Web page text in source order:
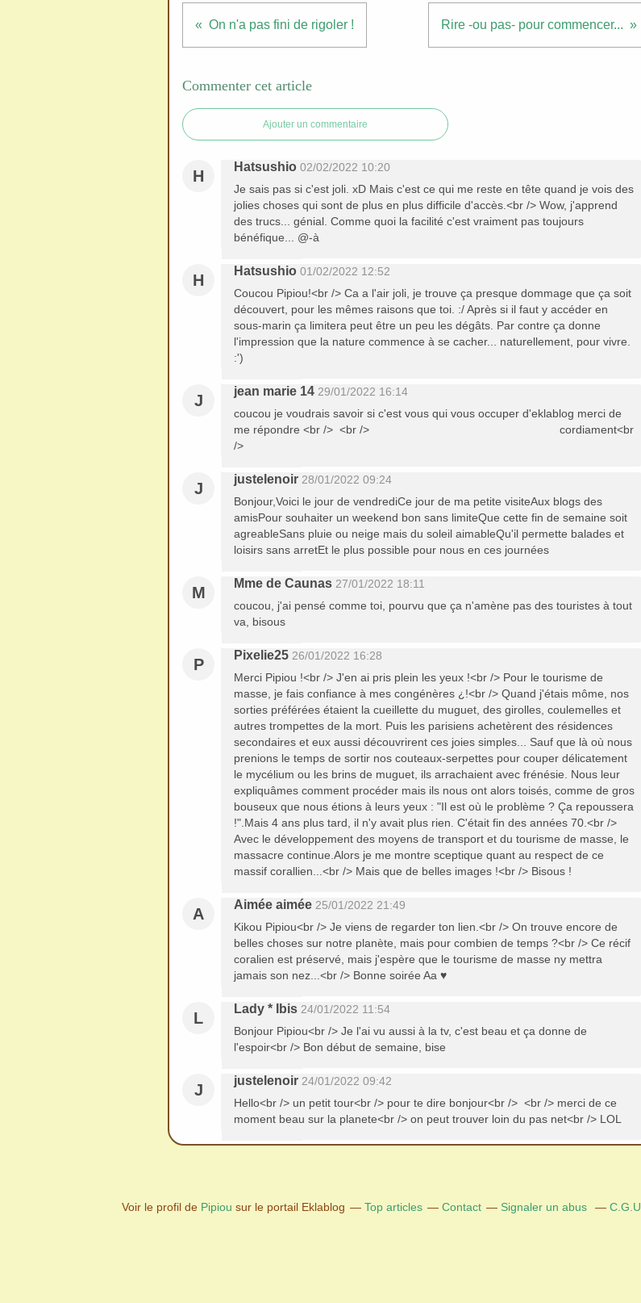
On n'a pas fini de rigoler ! Rire -ou pas- pour commencer...
Commenter cet article
Ajouter un commentaire
H
Hatsushio 02/02/2022 10:20
Je sais pas si c'est joli. xD Mais c'est ce qui me reste en tête quand je vois des
jolies choses qui sont de plus en plus difficile d'accès.<br /> Wow, j'apprend
des trucs... génial. Comme quoi la facilité c'est vraiment pas toujours
bénéfique... @-à
H
Hatsushio 01/02/2022 12:52
Coucou Pipiou!<br /> Ca a l'air joli, je trouve ça presque dommage que ça soit
découvert, pour les mêmes raisons que toi. :/ Après si il faut y accéder en
sous-marin ça limitera peut être un peu les dégâts. Par contre ça donne
l'impression que la nature commence à se cacher... naturellement, pour vivre.
:')
J
jean marie 14 29/01/2022 16:14
coucou je voudrais savoir si c'est vous qui vous occuper d'eklablog merci de
me répondre <br /> <br /> cordiament<br
/>
J
justelenoir 28/01/2022 09:24
Bonjour,Voici le jour de vendrediCe jour de ma petite visiteAux blogs des
amisPour souhaiter un weekend bon sans limiteQue cette fin de semaine soit
agreableSans pluie ou neige mais du soleil aimableQu'il permette balades et
loisirs sans arretEt le plus possible pour nous en ces journées
M
Mme de Caunas 27/01/2022 18:11
coucou, j'ai pensé comme toi, pourvu que ça n'amène pas des touristes à tout
va, bisous
P
Pixelie25 26/01/2022 16:28
Merci Pipiou !<br /> J'en ai pris plein les yeux !<br /> Pour le tourisme de
masse, je fais confiance à mes congénères ¿!<br /> Quand j'étais môme, nos
sorties préférées étaient la cueillette du muguet, des girolles, coulemelles et
autres trompettes de la mort. Puis les parisiens achetèrent des résidences
secondaires et eux aussi découvrirent ces joies simples... Sauf que là où nous
prenions le temps de sortir nos couteaux-serpettes pour couper délicatement
le mycélium ou les brins de muguet, ils arrachaient avec frénésie. Nous leur
expliquâmes comment procéder mais ils nous ont alors toisés, comme de gros
bouseux que nous étions à leurs yeux : "Il est où le problème ? Ça repoussera
!".Mais 4 ans plus tard, il n'y avait plus rien. C'était fin des années 70.<br />
Avec le développement des moyens de transport et du tourisme de masse, le
massacre continue.Alors je me montre sceptique quant au respect de ce
massif corallien...<br /> Mais que de belles images !<br /> Bisous !
A
Aimée aimée 25/01/2022 21:49
Kikou Pipiou<br /> Je viens de regarder ton lien.<br /> On trouve encore de
belles choses sur notre planète, mais pour combien de temps ?<br /> Ce récif
coralien est préservé, mais j'espère que le tourisme de masse ny mettra
jamais son nez...<br /> Bonne soirée Aa ♥
L
Lady * Ibis 24/01/2022 11:54
Bonjour Pipiou<br /> Je l'ai vu aussi à la tv, c'est beau et ça donne de
l'espoir<br /> Bon début de semaine, bise
J
justelenoir 24/01/2022 09:42
Hello<br /> un petit tour<br /> pour te dire bonjour<br /> <br /> merci de ce
moment beau sur la planete<br /> on peut trouver loin du pas net<br /> LOL
Voir le profil de Pipiou sur le portail Eklablog Top articles Contact Signaler un abus C.G.U.